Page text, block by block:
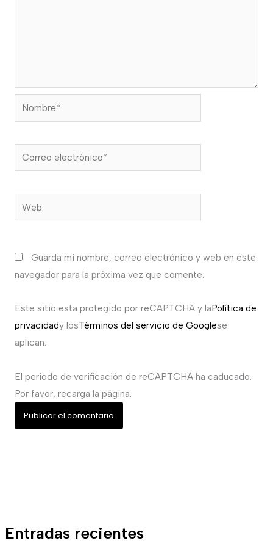
Entradas recientes
Nombre*
Correo
electrónico*
Web
Guarda mi nombre, correo electrónico y web en este
navegador para la próxima vez que comente.
Este sitio esta protegido por reCAPTCHA y laPolítica de
privacidady losTérminos del servicio de Googlese
aplican.
El periodo de verificación de reCAPTCHA ha caducado.
Por favor, recarga la página.